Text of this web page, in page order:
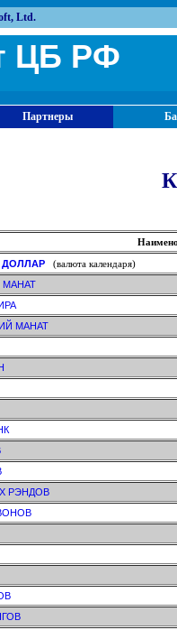
Ltd.
ЦБ РФ
Партнеры
ДОЛЛАР (валюта календаря)
МАНАТ
МАНАТ
РЭНДОВ